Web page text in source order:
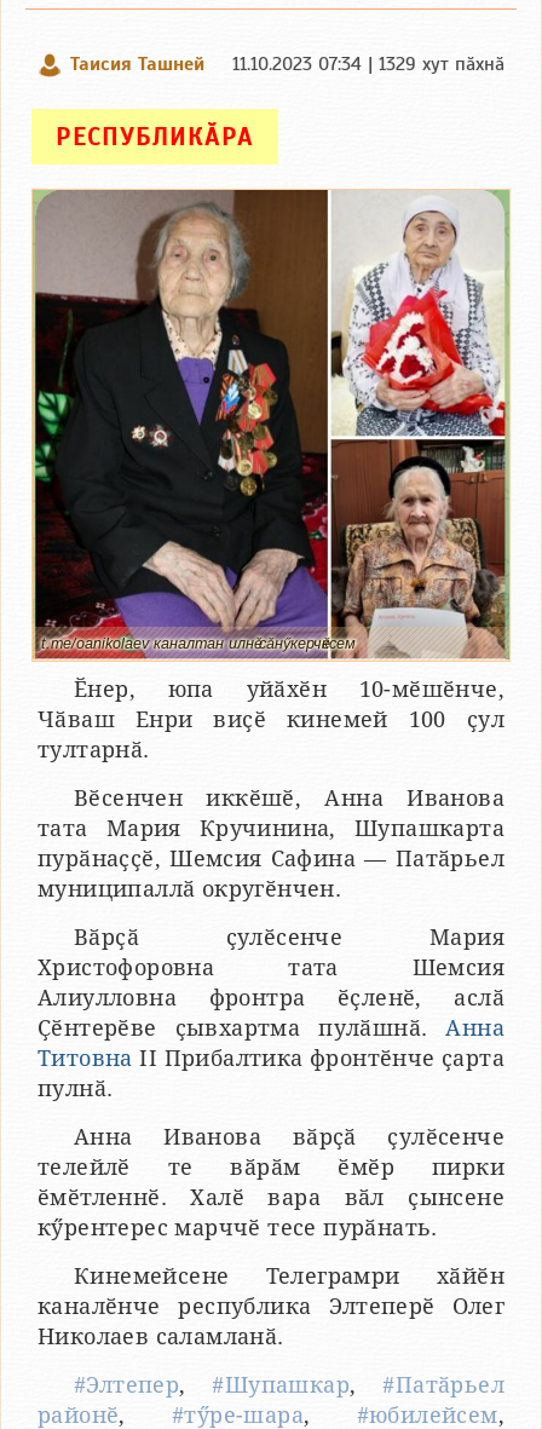
Таисия Ташней 11.10.2023 07:34 | 1329 хут пӑхнӑ
РЕСПУБЛИКӐРА
t.me/oanikolaev каналтан илнӗ сӑнӳкерчӗксем
Ӗнер, юпа уйӑхӗн 10-мӗшӗнче,
Чӑваш Енри виҫӗ кинемей 100 ҫул
тултарнӑ.
Вӗсенчен иккӗшӗ, Анна Иванова
тата Мария Кручинина, Шупашкарта
пурӑнаҫҫӗ, Шемсия Сафина — Патӑрьел
муниципаллӑ округӗнчен.
Вӑрҫӑ ҫулӗсенче Мария
Христофоровна тата Шемсия
Алиулловна фронтра ӗҫленӗ, аслӑ
Ҫӗнтерӗве ҫывхартма пулӑшнӑ. Анна
Титовна II Прибалтика фронтӗнче ҫарта
пулнӑ.
Анна Иванова вӑрҫӑ ҫулӗсенче
телейлӗ те вӑрӑм ӗмӗр пирки
ӗмӗтленнӗ. Халӗ вара вӑл ҫынсене
кӳрентерес марччӗ тесе пурӑнать.
Кинемейсене Телеграмри хӑйӗн
каналӗнче республика Элтеперӗ Олег
Николаев саламланӑ.
#Элтепер,#Шупашкар,#Патӑрьел
районӗ, #тӳре-шара, #юбилейсем,